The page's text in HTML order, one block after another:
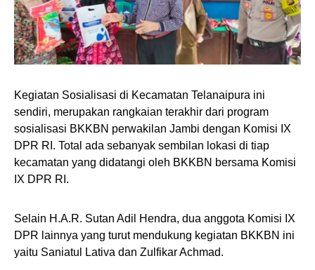
Kegiatan Sosialisasi di Kecamatan Telanaipura ini
sendiri, merupakan rangkaian terakhir dari program
sosialisasi BKKBN perwakilan Jambi dengan Komisi IX
DPR RI. Total ada sebanyak sembilan lokasi di tiap
kecamatan yang didatangi oleh BKKBN bersama Komisi
IX DPR RI.
Selain H.A.R. Sutan Adil Hendra, dua anggota Komisi IX
DPR lainnya yang turut mendukung kegiatan BKKBN ini
yaitu Saniatul Lativa dan Zulfikar Achmad.